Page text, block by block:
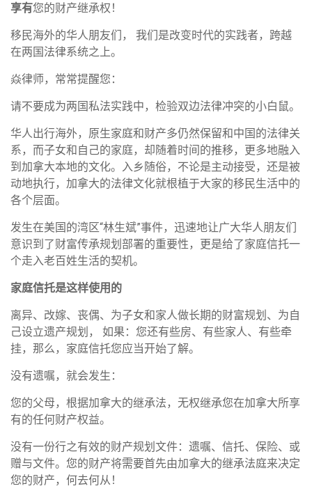
享有您的财产继承权！
移民海外的华人朋友们， 我们是改变时代的实践者，跨越
在两国法律系统之上。
焱律师，常常提醒您：
请不要成为两国私法实践中，检验双边法律冲突的小白鼠。
华人出行海外，原生家庭和财产多仍然保留和中国的法律关
系，而子女和自己的家庭，却随着时间的推移，更多地融入
到加拿大本地的文化。入乡随俗，不论是主动接受，还是被
动地执行，加拿大的法律文化就根植于大家的移民生活中的
各个层面。
发生在美国的湾区“林生斌”事件，迅速地让广大华人朋友们
意识到了财富传承规划部署的重要性，更是给了家庭信托一
个走入老百姓生活的契机。
家庭信托是这样使用的
离异、改嫁、丧偶、为子女和家人做长期的财富规划、为自
己设立遗产规划， 如果：您还有些房、有些家人、有些牵
挂，那么，家庭信托您应当开始了解。
没有遗嘱，就会发生：
您的父母，根据加拿大的继承法，无权继承您在加拿大所享
有的任何财产权益。
没有一份行之有效的财产规划文件：遗嘱、信托、保险、或
赠与文件。您的财产将需要首先由加拿大的继承法庭来决定
您的财产，何去何从！